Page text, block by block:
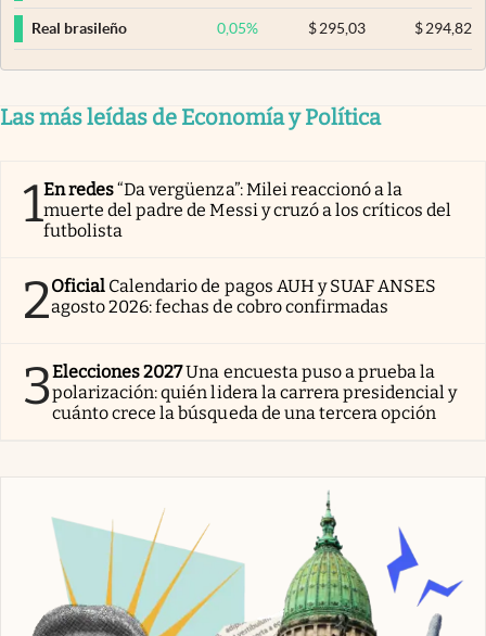
Real brasileño 0,05% $ 295,03 $294,82
Las más leídas de Economía y Política
1En redes“Da vergüenza”: Milei reaccionó a la
muerte del padre de Messi y cruzó a los críticos del
futbolista
2Oficial Calendario de pagos AUH y SUAF ANSES
agosto 2026: fechas de cobro confirmadas
3Elecciones 2027Una encuesta puso a prueba la
polarización: quién lidera la carrera presidencial y
cuánto crece la búsqueda de una tercera opción